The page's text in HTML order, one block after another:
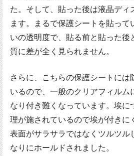
た。そして、貼った後は液晶ディ
ます。まるで保護シートを貼って
いの透明度で、貼る前と貼った後
質に差が全く見られません。
さらに、こちらの保護シートには
いるので、一般のクリアフィルム
なり付き難くなっています。埃に
理が施されているので埃が付きに
表面がサラサラではなくツルツル
なりにホールドされました。